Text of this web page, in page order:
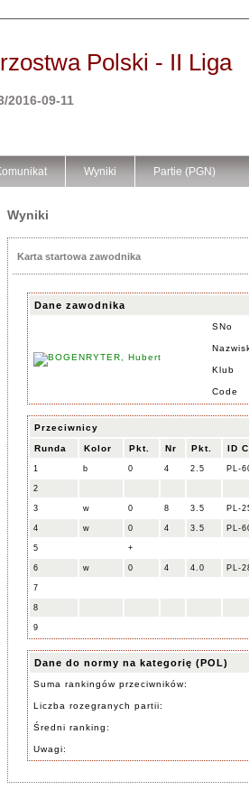
Polski - II Liga
2016-09-11
Wyniki Partie (PGN)
Wyniki
Karta startowa zawodnika
Dane zawodnika
SNo
Klub
Code
Przeciwnicy
Runda Kolor Pkt. Nr Pkt. ID
1 b 0 4 2.5 PL-
2
3 w 0 8 3.5 PL-
4 w 0 4 3.5 PL-
5 +
6 w 0 4 4.0 PL-
7
8
9
Dane do normy na kategorię (POL)
Suma rankingów przeciwników:
Liczba rozegranych partii:
Średni ranking:
Uwagi: